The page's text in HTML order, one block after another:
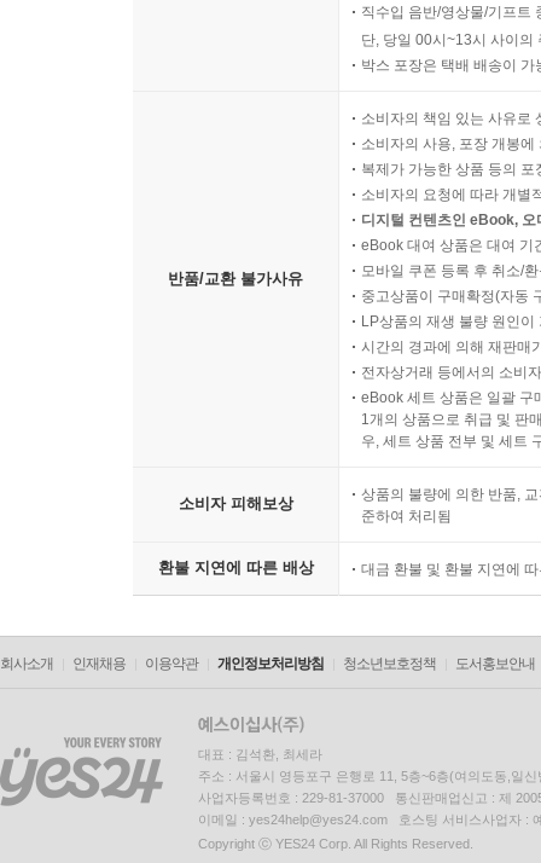
직수입 음반/영상물/기프트
단, 당일 00시~13시 사이의
박스 포장은 택배 배송이
반품/교환 불가사유
소비자의 책임 있는 사유로
소비자의 사용, 포장 개봉
복제가 가능한 상품 등의
소비자의 요청에 따라 개별
디지털 컨텐츠인 eBook,
eBook 대여 상품은 대여 기
모바일 쿠폰 등록 후 취소/
중고상품이 구매확정(자동
LP상품의 재생 불량 원인
시간의 경과에 의해 재판매
전자상거래 등에서의 소비
eBook 세트 상품은 일괄 구
1개의 상품으로 취급 및 판
우, 세트 상품 전부 및 세트
소비자 피해보상
상품의 불량에 의한 반품,
준하여 처리됨
환불 지연에 따른 배상 대금 환불 및 환불 지연에
회사소개 인재채용 이용약관 개인정보처리방침 청소년보호정책 도서홍보안내
대표 : 김석환, 최세라
주소 : 서울시 영등포구 은행로 11, 5층~6층(여의도동,일신
사업자등록번호 : 229-81-37000 통신판매업신고 : 제
이메일 : yes24help@yes24.com 호스팅 서비스사업자 :
Copyright ⓒ YES24 Corp. All Rights Reserved.